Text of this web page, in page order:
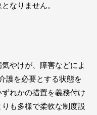
なりません。
やけが、障害などによ
護を必要とする状態を
れかの措置を義務付け
も多様で柔軟な制度設